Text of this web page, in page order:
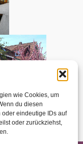
wie Cookies, um
du diesen
eindeutige IDs auf
oder zurückziehst,